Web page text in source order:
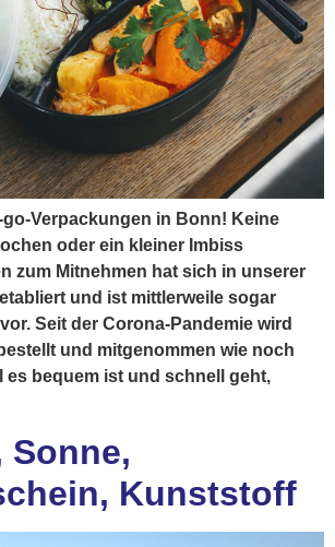
go-Verpackungen in Bonn! Keine
oder ein kleiner Imbiss
zum Mitnehmen hat sich in unserer
und ist mittlerweile sogar
Seit der Corona-Pandemie wird
und mitgenommen wie noch
es bequem ist und schnell geht,
Sonne,
Kunststoff